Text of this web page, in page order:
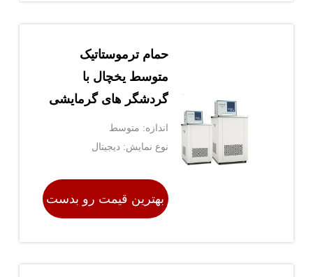
حمام ترموستاتیک
متوسط یخچال با
گردشگر های گرمایشی
اندازه: متوسط
نوع نمایش: دیجیتال
بهترین قیمت رو بدست